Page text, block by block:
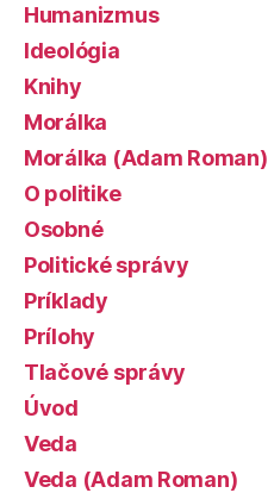
Humanizmus
Ideológia
Knihy
Morálka
Morálka (Adam Roman)
O politike
Osobné
Politické správy
Príklady
Prílohy
Tlačové správy
Úvod
Veda
Veda (Adam Roman)